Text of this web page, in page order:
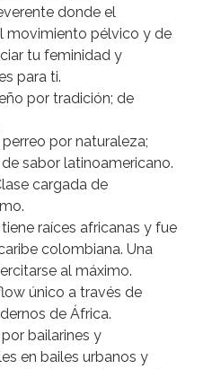
donde el
movimiento pélvico y de
tu feminidad y
para ti.
por tradición; de
perreo por naturaleza;
de sabor latinoamericano.
cargada de
tiene raíces africanas y fue
colombiana. Una
al máximo.
único a través de
de África.
por bailarines y
en bailes urbanos y